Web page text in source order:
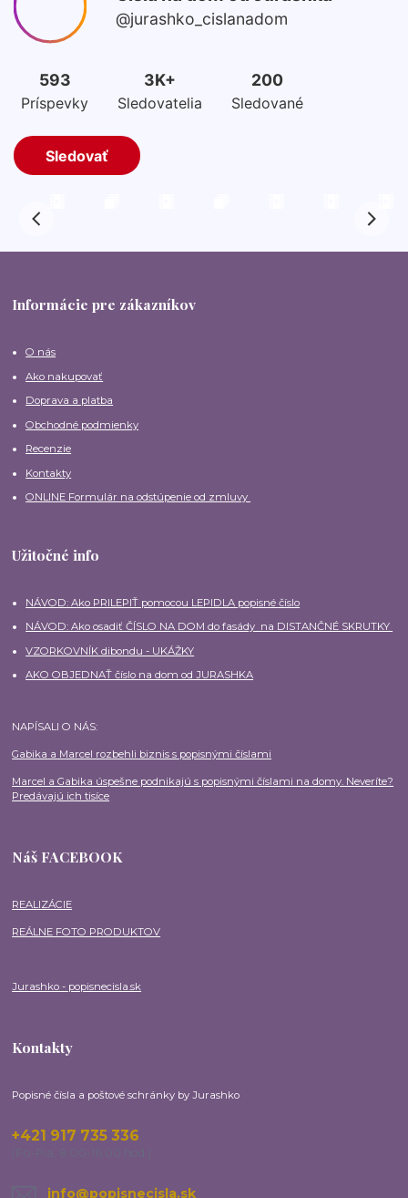
Informácie pre zákazníkov
O nás
Ako nakupovať
Doprava a platba
Obchodné podmienky
Recenzie
Kontakty
ONLINE Formulár na odstúpenie od zmluvy
Užitočné info
NÁVOD: Ako PRILEPIŤ pomocou LEPIDLA popisné číslo
NÁVOD: Ako osadiť ČÍSLO NA DOM do fasády na DISTANČNÉ SKRUTKY
VZORKOVNÍK dibondu - UKÁŽKY
AKO OBJEDNAŤ číslo na dom od JURASHKA
NAPÍSALI O NÁS:
Gabika a Marcel rozbehli biznis s popisnými číslami
Marcel a Gabika úspešne podnikajú s popisnými číslami na domy. Neveríte?
Predávajú ich tisíce
Náš FACEBOOK
REALIZÁCIE
REÁLNE FOTO PRODUKTOV
Jurashko - popisnecisla.sk
Kontakty
Popisné čísla a poštové schránky by Jurashko
+421 917 735 336
info@popisnecisla.sk